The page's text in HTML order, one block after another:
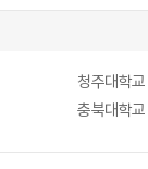
청주대학교
충북대학교